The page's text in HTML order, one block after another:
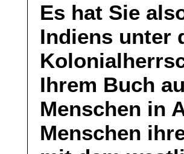
Es hat Sie
Indiens unter
Ihrem Buch
Menschen in
Menschen